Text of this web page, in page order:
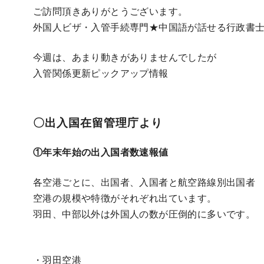
ご訪問頂きありがとうございます。
外国人ビザ・入管手続専門★中国語が話せる行政書
今週は、あまり動きがありませんでしたが
入管関係更新ピックアップ情報
〇出入国在留管理庁より
①年末年始の出入国者数速報値
各空港ごとに、出国者、入国者と航空路線別出国者
空港の規模や特徴がそれぞれ出ています。
羽田、中部以外は外国人の数が圧倒的に多いです。
・羽田空港